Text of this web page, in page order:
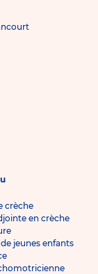
crèche
en crèche
jeunes enfants